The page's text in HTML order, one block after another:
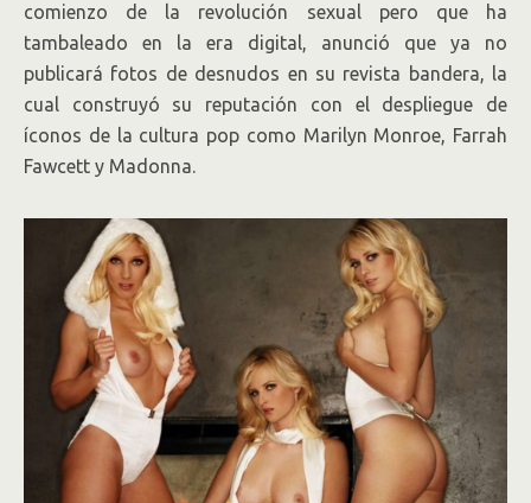
comienzo de la revolución sexual pero que ha
tambaleado en la era digital, anunció que ya no
publicará fotos de desnudos en su revista bandera, la
cual construyó su reputación con el despliegue de
íconos de la cultura pop como Marilyn Monroe, Farrah
Fawcett y Madonna.